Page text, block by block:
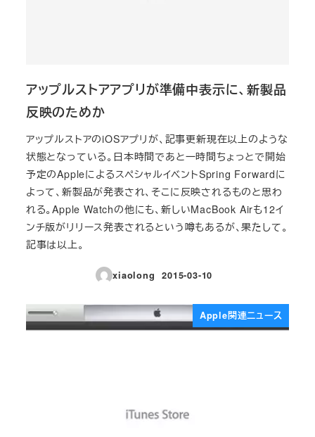
アップルストアアプリが準備中表示に、新製品
反映のためか
アップルストアのiOSアプリが、記事更新現在以上のような
状態となっている。日本時間であと一時間ちょっとで開始
予定のAppleによるスペシャルイベントSpring Forwardに
よって、新製品が発表され、そこに反映されるものと思わ
れる。Apple Watchの他にも、新しいMacBook Airも12イ
ンチ版がリリース発表されるという噂もあるが、果たして。
記事は以上。
xiaolong
投稿日
2015-03-10
Apple関連ニュース